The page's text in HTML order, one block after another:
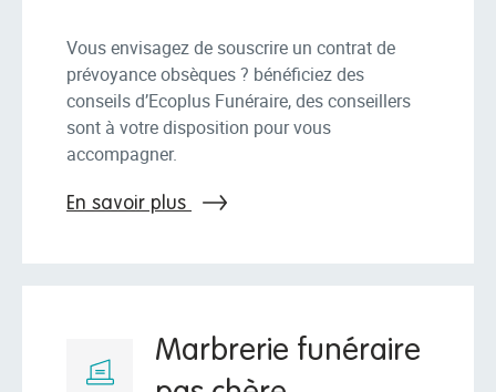
Vous envisagez de souscrire un contrat de
prévoyance obsèques ? bénéficiez des
conseils d’Ecoplus Funéraire, des conseillers
sont à votre disposition pour vous
accompagner.
En savoir plus
Marbrerie funéraire